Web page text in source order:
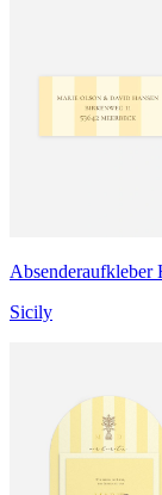
Absenderaufkleber
Sicily